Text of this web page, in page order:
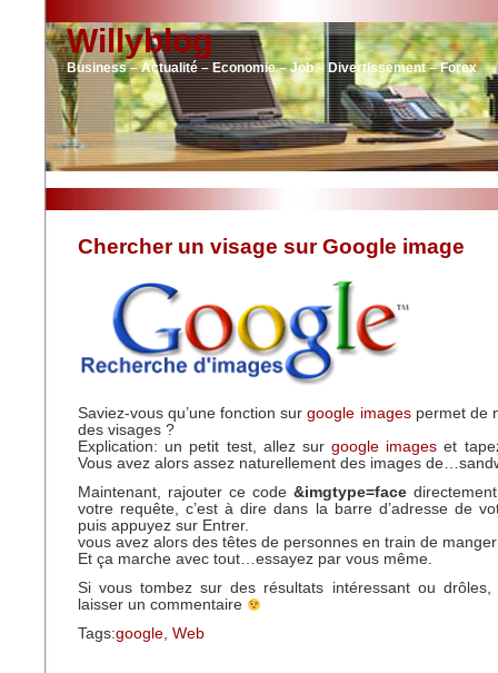
Willyblog
Business – Actualité – Economie – Job – Divertissement – Forex
Chercher un visage sur Google image
Saviez-vous qu’une fonction surgoogle imagespermet de
des visages ?
Explication: un petit test, allez sur google images et
Vous avez alors assez naturellement des images
Maintenant, rajouter ce code &imgtype=face
votre requête, c’est à dire dans la barre d’adresse de
puis appuyez sur Entrer.
vous avez alors des têtes de personnes en train de
Et ça marche avec tout…essayez par vous même.
Si vous tombez sur des résultats intéressant ou drôles,
laisser un commentaire
Tags:google Web